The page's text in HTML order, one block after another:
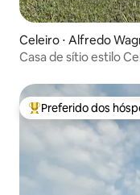
Celeiro ⋅ Alfredo
Casa de sítio estilo
Entre os melhores
Preferido dos